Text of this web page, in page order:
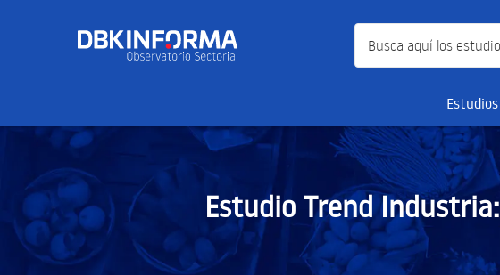
Estudios
Estudio Trend Industria: